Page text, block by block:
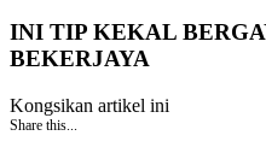
INI TIP KEKAL
BEKERJAYA
Kongsikan artikel ini
Share this...